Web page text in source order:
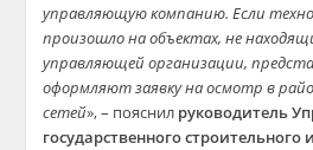
управляющую компанию. Если
произошло на объектах, не
управляющей организации,
оформляют заявку на осмотр в
сетей», – пояснил руководитель
государственного